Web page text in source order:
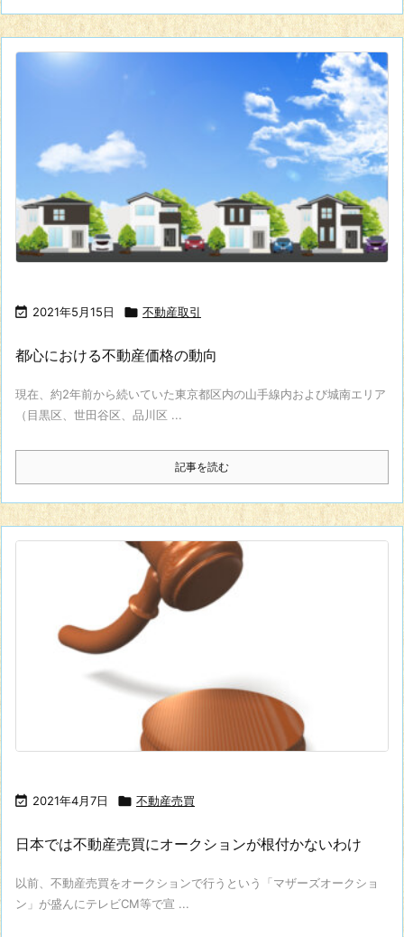
 2021年5月15日  不動産取引
都心における不動産価格の動向
現在、約2年前から続いていた東京都区内の山手線内および城南エリア
（目黒区、世田谷区、品川区 ...
記事を読む
 2021年4月7日  不動産売買
日本では不動産売買にオークションが根付かないわけ
以前、不動産売買をオークションで行うという「マザーズオークショ
ン」が盛んにテレビCM等で宣 ...